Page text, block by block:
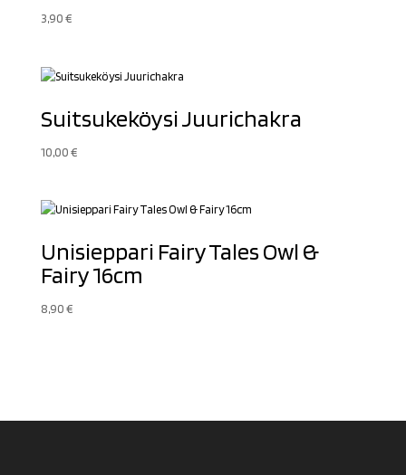
3,90€
Suitsukeköysi Juurichakra
10,00€
Unisieppari Fairy Tales Owl &
Fairy 16cm
8,90€